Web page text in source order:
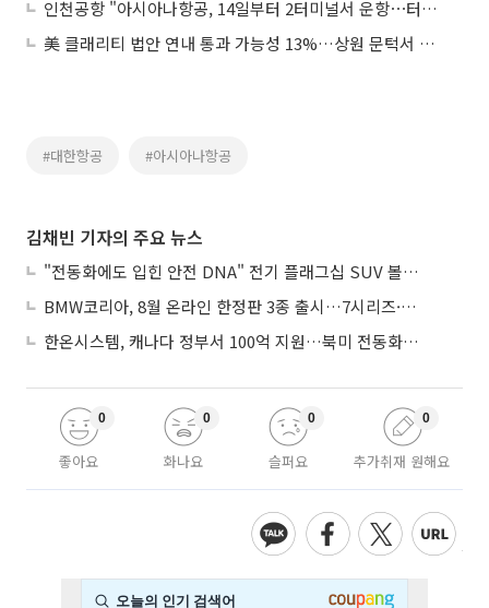
인천공항 "아시아나항공, 14일부터 2터미널서 운항⋯터미널 정보 꼭 확인하세요"
美 클래리티 법안 연내 통과 가능성 13%…상원 문턱서 제동
#대한항공 #아시아나항공
김채빈 기자의 주요 뉴스
"전동화에도 입힌 안전 DNA" 전기 플래그십 SUV 볼보 'EX90'
BMW코리아, 8월 온라인 한정판 3종 출시…7시리즈·X7·M340i 투어링
한온시스템, 캐나다 정부서 100억 지원…북미 전동화 시장 가속
좋아요
0
화나요
0
슬퍼요
0
추가취재 원해요
0